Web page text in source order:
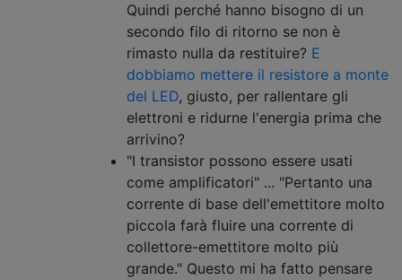
Quindi perché hanno bisogno di un
secondo filo di ritorno se non è
rimasto nulla da restituire? E
dobbiamo mettere il resistore a monte
del LED, giusto, per rallentare gli
elettroni e ridurne l'energia prima che
arrivino?
"I transistor possono essere usati
come amplificatori" ... "Pertanto una
corrente di base dell'emettitore molto
piccola farà fluire una corrente di
collettore-emettitore molto più
grande." Questo mi ha fatto pensare